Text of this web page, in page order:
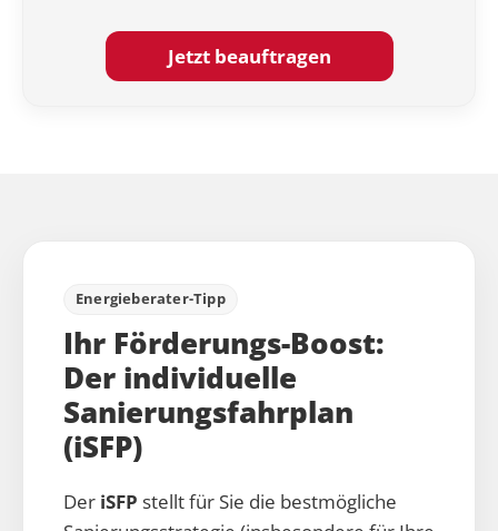
Jetzt beauftragen
Energieberater-Tipp
Ihr Förderungs-Boost:
Der individuelle
Sanierungsfahrplan
(iSFP)
Der iSFP stellt für Sie die bestmögliche